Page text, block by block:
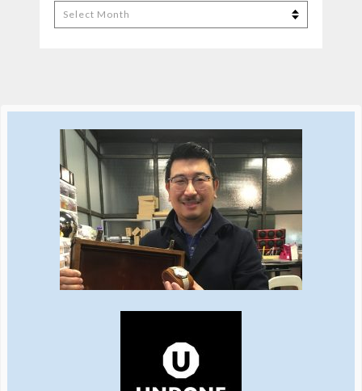
Archives